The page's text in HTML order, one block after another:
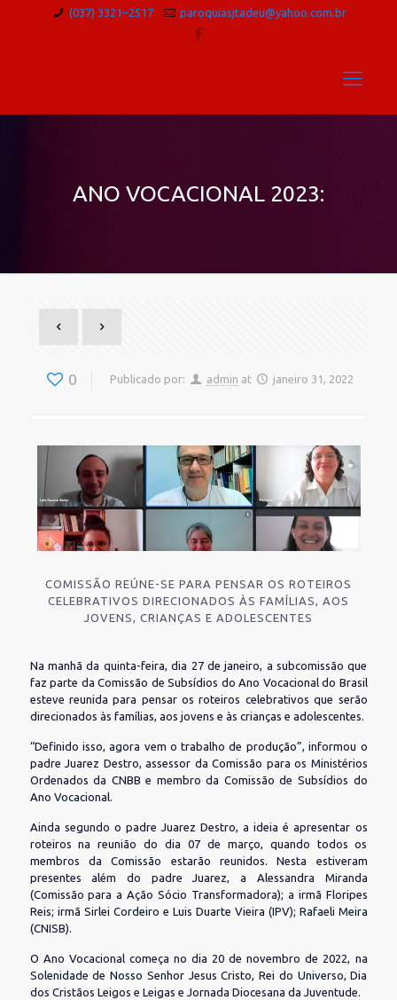
(037) 3321–2517 paroquiasjtadeu@yahoo.com.br
ANO VOCACIONAL 2023:
0 Publicado por: admin at janeiro 31, 2022
COMISSÃO REÚNE-SE PARA PENSAR OS ROTEIROS
CELEBRATIVOS DIRECIONADOS ÀS FAMÍLIAS, AOS
JOVENS, CRIANÇAS E ADOLESCENTES
Na manhã da quinta-feira, dia 27 de janeiro, a subcomissão que
faz parte da Comissão de Subsídios do Ano Vocacional do Brasil
esteve reunida para pensar os roteiros celebrativos que serão
direcionados às famílias, aos jovens e às crianças e adolescentes.
“Definido isso, agora vem o trabalho de produção”, informou o
padre Juarez Destro, assessor da Comissão para os Ministérios
Ordenados da CNBB e membro da Comissão de Subsídios do
Ano Vocacional.
Ainda segundo o padre Juarez Destro, a ideia é apresentar os
roteiros na reunião do dia 07 de março, quando todos os
membros da Comissão estarão reunidos. Nesta estiveram
presentes além do padre Juarez, a Alessandra Miranda
(Comissão para a Ação Sócio Transformadora); a irmã Floripes
Reis; irmã Sirlei Cordeiro e Luis Duarte Vieira (IPV); Rafaeli Meira
(CNISB).
O Ano Vocacional começa no dia 20 de novembro de 2022, na
Solenidade de Nosso Senhor Jesus Cristo, Rei do Universo, Dia
dos Cristãos Leigos e Leigas e Jornada Diocesana da Juventude.